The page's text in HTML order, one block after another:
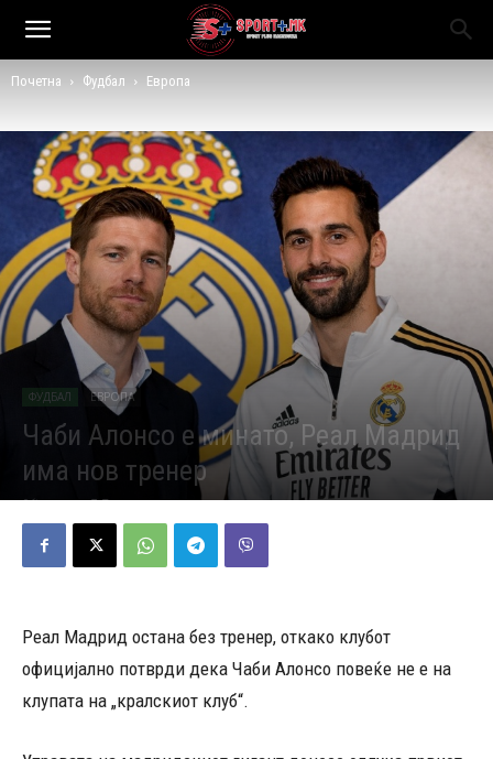
Почетна Фудбал Европа
ФУДБАЛ ЕВРОПА
Чаби Алонсо е минато, Реал Мадрид
има нов тренер
Објавено од Д.Т. - 12/01/2026 969
Реал Мадрид остана без тренер, откако клубот
официјално потврди дека Чаби Алонсо повеќе не е на
клупата на „кралскиот клуб“.